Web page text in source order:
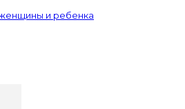
и ребенка